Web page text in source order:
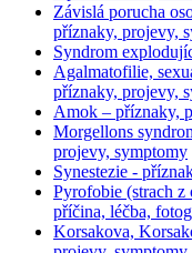
Závislá porucha
příznaky, projevy,
Syndrom
Agalmatofilie,
příznaky, projevy,
Amok – příznaky,
Morgellons
projevy, symptomy
Synestezie -
Pyrofobie (strach z
příčina, léčba,
Korsakova,